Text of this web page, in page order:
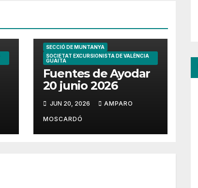
SECCIÓ DE MUNTANYA
SOCIETAT EXCURSIONISTA DE VALÈNCIA
GUAITA
Fuentes de Ayodar
20 junio 2026
JUN 20, 2026 AMPARO
MOSCARDÓ